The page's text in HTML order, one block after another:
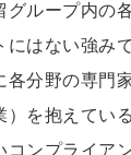
グループ内の
はない強みで
各分野の専門
）を抱えてい
コンプライア